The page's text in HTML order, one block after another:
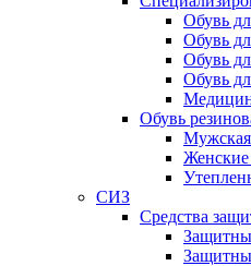
Обувь
Обувь
Обувь
Обувь
Обувь
СИЗ
Средства